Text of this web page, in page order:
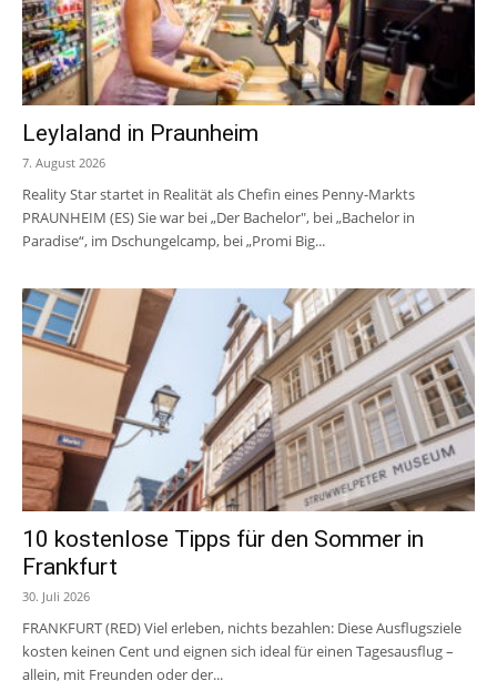
Leylaland in Praunheim
7. August 2026
Reality Star startet in Realität als Chefin eines Penny-Markts
PRAUNHEIM (ES) Sie war bei „Der Bachelor", bei „Bachelor in
Paradise“, im Dschungelcamp, bei „Promi Big...
10 kostenlose Tipps für den Sommer in
Frankfurt
30. Juli 2026
FRANKFURT (RED) Viel erleben, nichts bezahlen: Diese Ausflugsziele
kosten keinen Cent und eignen sich ideal für einen Tagesausflug –
allein, mit Freunden oder der...